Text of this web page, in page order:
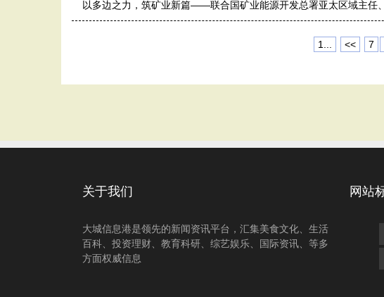
以多边之力，筑矿业新篇——联合国矿业能源开发总署亚太区域主任
1... << 7
关于我们
大城信息港是领先的新闻资讯平台，汇集美食文化、生活
百科、投资理财、教育科研、综艺娱乐、国际资讯、等多
方面权威信息
网站